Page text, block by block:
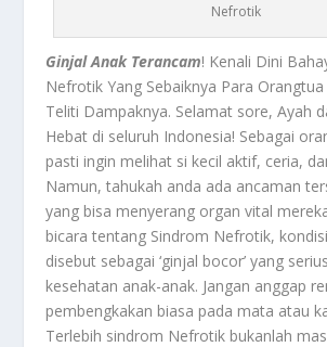
Nefrotik
Ginjal Anak Terancam! Kenali Dini
Nefrotik Yang Sebaiknya Para
Teliti Dampaknya. Selamat sore, Ayah
Hebat di seluruh Indonesia! Sebagai
pasti ingin melihat si kecil aktif, ceria,
Namun, tahukah anda ada ancaman
yang bisa menyerang organ vital
bicara tentang Sindrom Nefrotik,
disebut sebagai ‘ginjal bocor’ yang
kesehatan anak-anak. Jangan anggap
pembengkakan biasa pada mata atau
Terlebih sindrom Nefrotik bukanlah